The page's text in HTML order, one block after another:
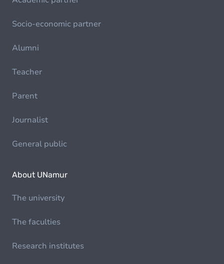
Socio-economic partner
Alumni
Teacher
Parent
Journalist
General public
About UNamur
The university
The faculties
Research institutes